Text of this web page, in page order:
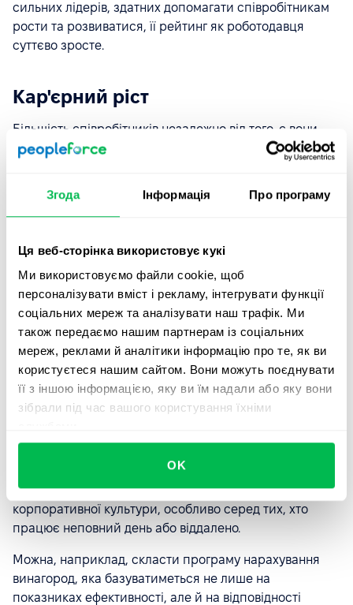
Згода Інформація Про програму
Ця веб-сторінка використовує кукі
Ми використовуємо файли cookie, щоб
персоналізувати вміст і рекламу, інтегрувати функції
соціальних мереж та аналізувати наш трафік. Ми
також передаємо нашим партнерам із соціальних
мереж, реклами й аналітики інформацію про те, як ви
користуєтеся нашим сайтом. Вони можуть поєднувати
її з іншою інформацією, яку ви їм надали або яку вони
зібрали під час вашого користування їхніми
OK
сильних лідерів, здатних допомагати співробітникам
рости та розвиватися, її рейтинг як роботодавця
суттєво зросте.
Кар'єрний ріст
Більшість співробітників незалежно від того, є вони
найманими або погодинними, хочуть просуватися
Часто компанії вважають погодинних працівників
працюють за наймом. Але це не так. Організація
повинна надати всім працівникам рівні можливості
для навчання, розвитку та кар'єрного зростання.
Погодинникам важливо відчувати, що їхня робота
важлива для компанії і компанія готова допомогти в
їхньому професійному розвитку.
Похвала та визнання
мотивувати та захопити погодинних співробітників. Ця
стратегія є чудовим способом розповсюдження
корпоративної культури, особливо серед тих, хто
працює неповний день або віддалено.
Можна, наприклад, скласти програму нарахування
винагород, яка базуватиметься не лише на
показниках ефективності, але й на відповідності